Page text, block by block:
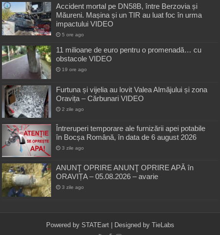
Accident mortal pe DN58B, între Berzovia și
Măureni. Mașina și un TIR au luat foc în urma
impactului VIDEO
5 ore ago
11 milioane de euro pentru o promenadă… cu
obstacole VIDEO
19 ore ago
Furtuna și vijelia au lovit Valea Almăjului și zona
Oravița – Cărbunari VIDEO
2 zile ago
Întreruperi temporare ale furnizării apei potabile
în Bocșa Română, în data de 6 august 2026
3 zile ago
ANUNŢ OPRIRE ANUNŢ OPRIRE APĂ în
ORAVIȚA – 05.08.2026 – avarie
3 zile ago
Powered by STATEart| Designed by TieLabs